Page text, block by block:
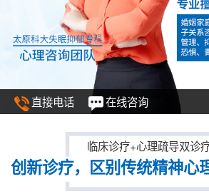
15/18 直接电话 在线咨询
临床诊疗+心理疏导双诊
创新诊疗，区别传统精神心